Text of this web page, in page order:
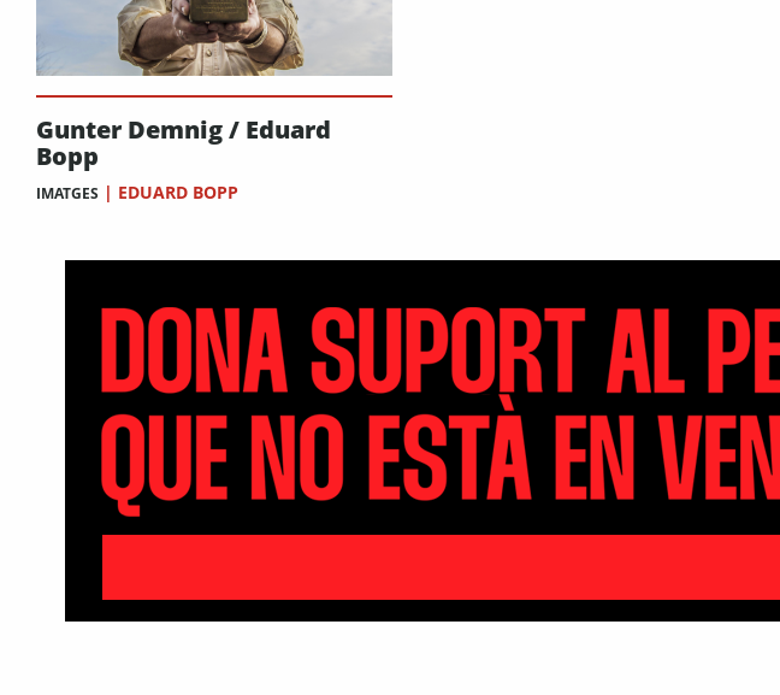
Gunter Demnig / Eduard
Bopp
IMATGES | EDUARD BOPP